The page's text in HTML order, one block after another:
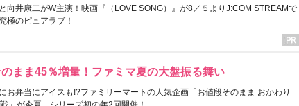
向井康二がW主演！映画『（LOVE SONG）』が8／５よりJ:COM STREAMで
極のピュアラブ！
まま45％増量！ファミマ夏の大盤振る舞い
お弁当にアイスも!?ファミリーマートの人気企画「お値段そのまま おかわり